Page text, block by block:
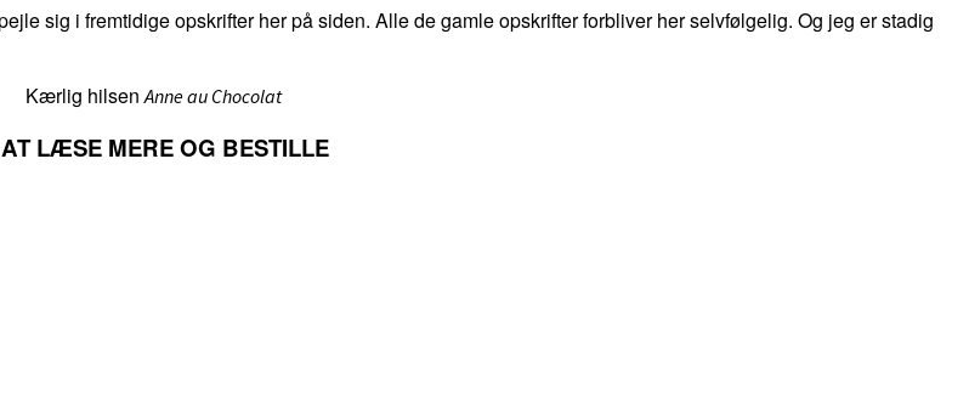
sig i fremtidige opskrifter her på siden. Alle de gamle opskrifter forbliver her selvfølgelig. Og jeg er stadig
Kærlig hilsenAnne au Chocolat
LÆSE MERE OG BESTILLE